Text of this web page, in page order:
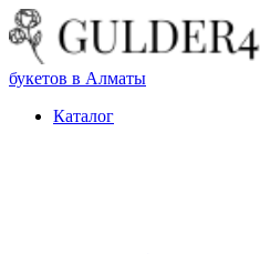
букетов в Алматы
Каталог